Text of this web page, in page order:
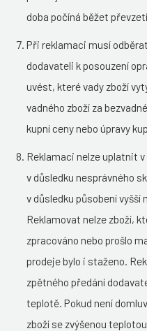
doba počíná běžet
Při reklamaci musí
dodavateli k posouzení
uvést, které vady zboží
vadného zboží za
kupní ceny nebo úpravy
Reklamaci nelze uplatnit
v důsledku nesprávného
v důsledku působení vyšší
Reklamovat nelze zboží,
zpracováno nebo prošlo
prodeje bylo i staženo.
zpětného předání
teplotě. Pokud není
zboží se zvýšenou